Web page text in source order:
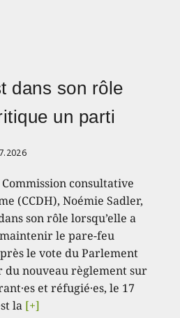
dans son rôle
un parti
consultative
(CCDH), Noémie Sadler,
son rôle lorsqu’elle a
le pare-feu
le vote du Parlement
du nouveau règlement sur
et réfugié·es, le 17
la [+]